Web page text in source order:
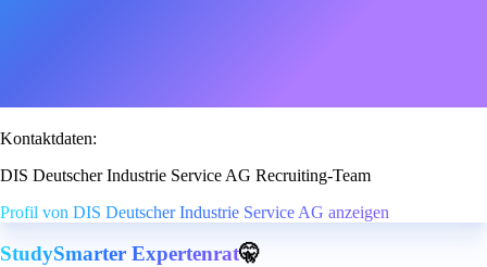
Kontaktdaten:
DIS Deutscher Industrie Service AG Recruiting-Team
Profil von DIS Deutscher Industrie Service AG anzeigen
StudySmarter Expertenrat🤫